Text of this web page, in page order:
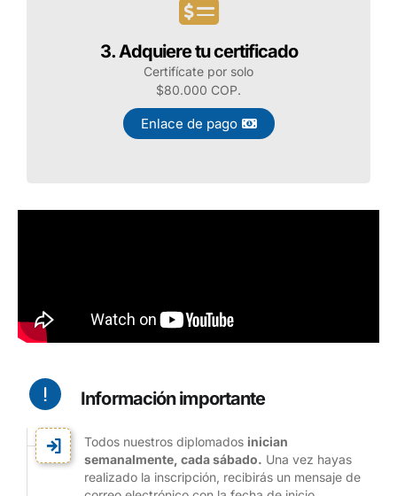
profesionales de todas las áreas
del conocimiento.
¡Inscríbete!
3. Adquiere tu certificado
Certifícate por solo
$80.000 COP.
Enlace de pago
Información importante
Todos nuestros diplomados inician
semanalmente, cada sábado. Una vez hayas
realizado la inscripción, recibirás un mensaje de